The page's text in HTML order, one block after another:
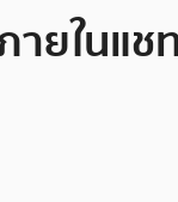
ยในแช